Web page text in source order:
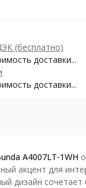
(бесплатно)
доставки...
доставки...
A4007LT-1WH
акцент для
дизайн сочетает